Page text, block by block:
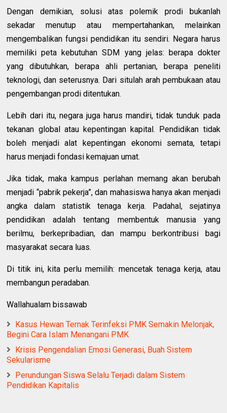
Dengan demikian, solusi atas polemik prodi bukanlah
sekadar menutup atau mempertahankan, melainkan
mengembalikan fungsi pendidikan itu sendiri. Negara harus
memiliki peta kebutuhan SDM yang jelas: berapa dokter
yang dibutuhkan, berapa ahli pertanian, berapa peneliti
teknologi, dan seterusnya. Dari situlah arah pembukaan atau
pengembangan prodi ditentukan.
Lebih dari itu, negara juga harus mandiri, tidak tunduk pada
tekanan global atau kepentingan kapital. Pendidikan tidak
boleh menjadi alat kepentingan ekonomi semata, tetapi
harus menjadi fondasi kemajuan umat.
Jika tidak, maka kampus perlahan memang akan berubah
menjadi “pabrik pekerja”, dan mahasiswa hanya akan menjadi
angka dalam statistik tenaga kerja. Padahal, sejatinya
pendidikan adalah tentang membentuk manusia yang
berilmu, berkepribadian, dan mampu berkontribusi bagi
masyarakat secara luas.
Di titik ini, kita perlu memilih: mencetak tenaga kerja, atau
membangun peradaban.
Wallahualam bissawab
Kasus Hewan Ternak Terinfeksi PMK Semakin Melonjak,
Begini Cara Islam Menangani PMK
Krisis Pengendalian Emosi Generasi, Buah Sistem
Sekularisme
Perundungan Siswa Selalu Terjadi dalam Sistem
Pendidikan Kapitalis